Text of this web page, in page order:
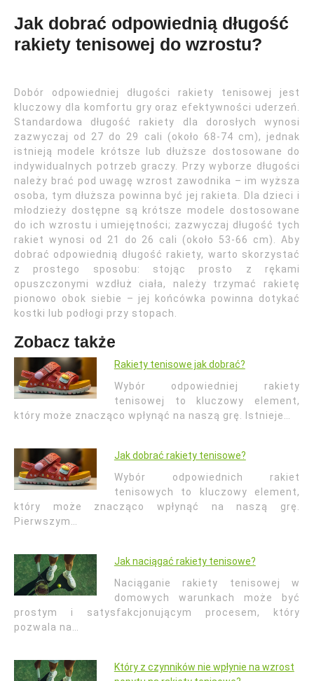
Jak dobrać odpowiednią długość
rakiety tenisowej do wzrostu?
Dobór odpowiedniej długości rakiety tenisowej jest
kluczowy dla komfortu gry oraz efektywności uderzeń.
Standardowa długość rakiety dla dorosłych wynosi
zazwyczaj od 27 do 29 cali (około 68-74 cm), jednak
istnieją modele krótsze lub dłuższe dostosowane do
indywidualnych potrzeb graczy. Przy wyborze długości
należy brać pod uwagę wzrost zawodnika – im wyższa
osoba, tym dłuższa powinna być jej rakieta. Dla dzieci i
młodzieży dostępne są krótsze modele dostosowane
do ich wzrostu i umiejętności; zazwyczaj długość tych
rakiet wynosi od 21 do 26 cali (około 53-66 cm). Aby
dobrać odpowiednią długość rakiety, warto skorzystać
z prostego sposobu: stojąc prosto z rękami
opuszczonymi wzdłuż ciała, należy trzymać rakietę
pionowo obok siebie – jej końcówka powinna dotykać
kostki lub podłogi przy stopach.
Zobacz także
Rakiety tenisowe jak dobrać?
Wybór odpowiedniej rakiety
tenisowej to kluczowy element,
który może znacząco wpłynąć na naszą grę. Istnieje…
Jak dobrać rakiety tenisowe?
Wybór odpowiednich rakiet
tenisowych to kluczowy element,
który może znacząco wpłynąć na naszą grę.
Pierwszym…
Jak naciągać rakiety tenisowe?
Naciąganie rakiety tenisowej w
domowych warunkach może być
prostym i satysfakcjonującym procesem, który
pozwala na…
Który z czynników nie wpłynie na wzrost